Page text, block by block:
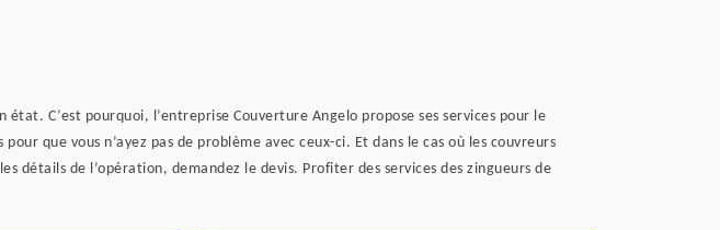
C’est pourquoi, l’entreprise Couverture Angelo propose ses services pour le
que vous n’ayez pas de problème avec ceux-ci. Et dans le cas où les couvreurs
détails de l’opération, demandez le devis. Profiter des services des zingueurs de